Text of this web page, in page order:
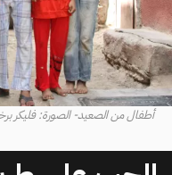
أطفال من الصعيد- الصورة: فليكر